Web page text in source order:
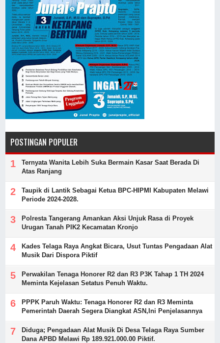
POSTINGAN POPULER
Ternyata Wanita Lebih Suka Bermain Kasar Saat Berada Di
Atas Ranjang
Taupik di Lantik Sebagai Ketua BPC-HIPMI Kabupaten Melawi
Periode 2024-2028.
Polresta Tangerang Amankan Aksi Unjuk Rasa di Proyek
Urugan Tanah PIK2 Kecamatan Kronjo
Kades Telaga Raya Angkat Bicara, Usut Tuntas Pengadaan Alat
Musik Dari Dispora Piktif
Perwakilan Tenaga Honorer R2 dan R3 P3K Tahap 1 TH 2024
Meminta Kejelasan Setatus Penuh Waktu.
PPPK Paruh Waktu: Tenaga Honorer R2 dan R3 Meminta
Pemerintah Daerah Segera Diangkat ASN,Ini Penjelasannya
Diduga; Pengadaan Alat Musik Di Desa Telaga Raya Sumber
Dana APBD Melawi Rp 189.921.000.00 Piktif.